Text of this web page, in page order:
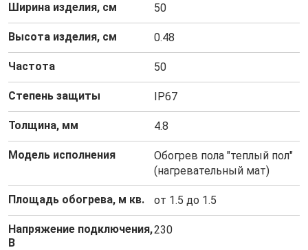
Ширина изделия, см 50
Высота изделия, см 0.48
Частота 50
Степень защиты IP67
Толщина, мм 4.8
Модель исполнения
Обогрев пола "теплый пол"
(нагревательный мат)
Площадь обогрева, м кв. от 1.5 до 1.5
Напряжение подключения,
В
230